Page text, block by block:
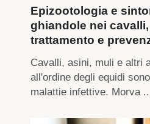
Epizootologia e
ghiandole nei
trattamento e
Cavalli, asini, muli e altri
all'ordine degli equidi
malattie infettive. Morva